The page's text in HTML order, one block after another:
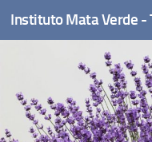
Skip to content